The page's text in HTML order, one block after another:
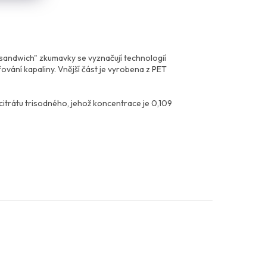
zkumavky se vyznačují technologií
kapaliny. Vnější část je vyrobena z PET
trisodného, jehož koncentrace je 0,109